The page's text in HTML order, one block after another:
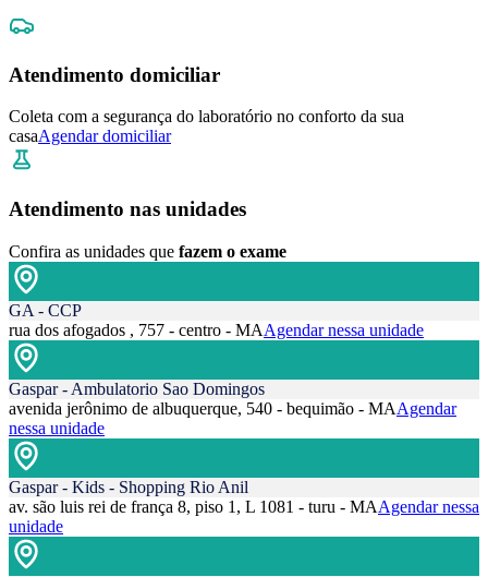
Atendimento domiciliar
Coleta com a segurança do laboratório no conforto da sua
casaAgendar domiciliar
Atendimento nas unidades
Confira as unidades que fazem o exame
GA - CCP
rua dos afogados , 757 - centro - MAAgendar nessa unidade
Gaspar - Ambulatorio Sao Domingos
avenida jerônimo de albuquerque, 540 - bequimão - MAAgendar
nessa unidade
Gaspar - Kids - Shopping Rio Anil
av. são luis rei de frança 8, piso 1, L 1081 - turu - MAAgendar nessa
unidade